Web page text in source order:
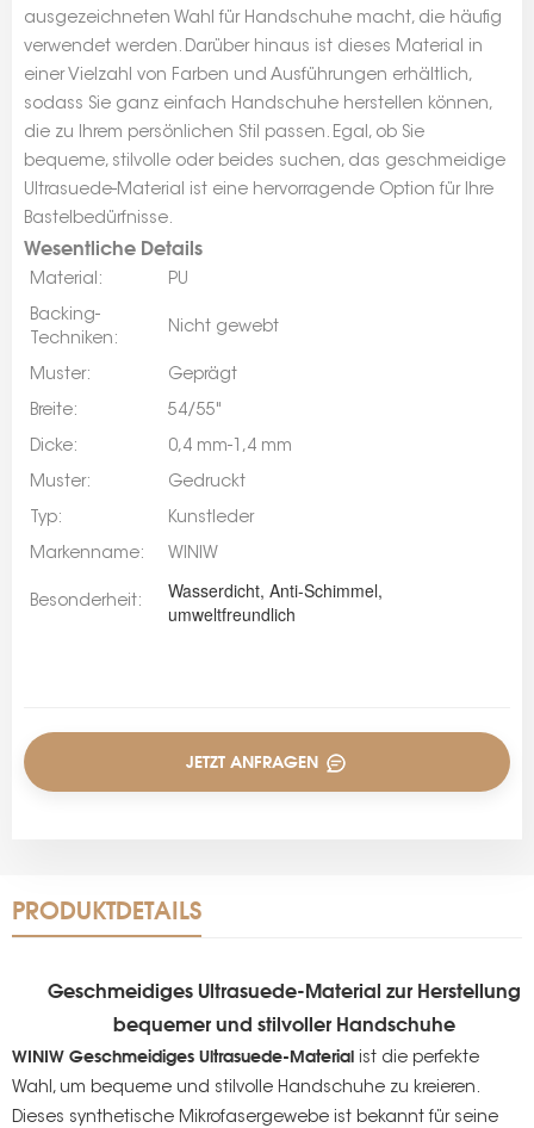
ausgezeichneten Wahl für Handschuhe macht, die häufig
verwendet werden. Darüber hinaus ist dieses Material in
einer Vielzahl von Farben und Ausführungen erhältlich,
sodass Sie ganz einfach Handschuhe herstellen können,
die zu Ihrem persönlichen Stil passen. Egal, ob Sie
bequeme, stilvolle oder beides suchen, das geschmeidige
Ultrasuede-Material ist eine hervorragende Option für Ihre
Bastelbedürfnisse.
Wesentliche Details
Material: PU
Backing-
Techniken:
Nicht gewebt
Muster: Geprägt
Breite: 54/55"
Dicke: 0,4 mm-1,4 mm
Muster: Gedruckt
Typ: Kunstleder
Markenname: WINIW
Besonderheit:
Wasserdicht, Anti-Schimmel,
umweltfreundlich
JETZT ANFRAGEN
PRODUKTDETAILS
Geschmeidiges Ultrasuede-Material zur Herstellung
bequemer und stilvoller Handschuhe
WINIW Geschmeidiges Ultrasuede-Material ist die perfekte
Wahl, um bequeme und stilvolle Handschuhe zu kreieren.
Dieses synthetische Mikrofasergewebe ist bekannt für seine